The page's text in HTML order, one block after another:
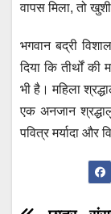
वापस मिला, तो
भगवान बद्री
दिया कि तीर्थों
भी है। महिला
एक अनजान
पवित्र मर्यादा और